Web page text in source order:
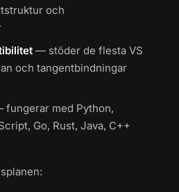
och
— stöder de flesta VS
och tangentbindningar
fungerar med Python,
Go, Rust, Java, C++